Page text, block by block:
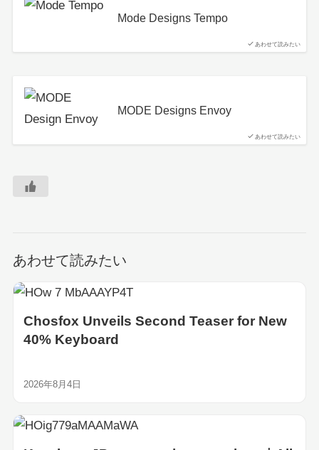
あわせて読みたい
Mode Designs Tempo
あわせて読みたい
MODE Designs Envoy
あわせて読みたい
Chosfox Unveils Second Teaser for New
40% Keyboard
2026年8月4日